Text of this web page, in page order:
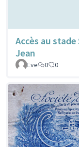
Accès au stade
Jean
Eve
0 0